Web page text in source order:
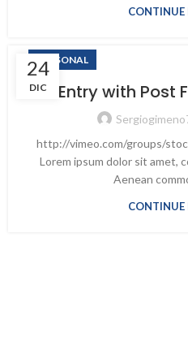
CONTINUE
24
DIC
PERSONAL
Entry with Post
http://vimeo.com/groups/
Lorem ipsum dolor sit amet,
Aenean
CONTINUE